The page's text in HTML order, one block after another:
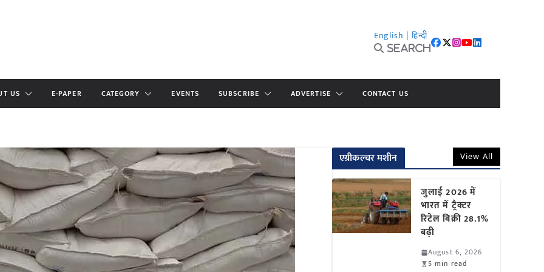
English | हिन्दी
Search
US E-PAPER CATEGORY EVENTS SUBSCRIBE ADVERTISE CONTACT US
एग्रीकल्चर मशीन View All
जुलाई 2026 में
भारत में ट्रैक्टर
रिटेल बिक्री 28.1%
बढ़ी
August 6, 2026
5 min read